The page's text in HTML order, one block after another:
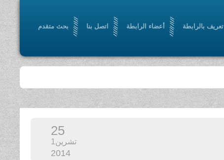
تعريف بالرابطة أعضاء الرابطة اتصل بنا بحث متقدم
25
تشرين1
2014